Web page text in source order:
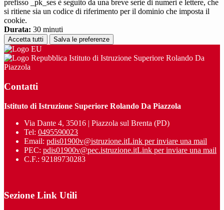
prefisso _pk_ses è seguito da una breve serie di numeri e lettere, che
si ritiene sia un codice di riferimento per il dominio che imposta il
cookie.
Durata: 30 minuti
Accetta tutti Salva le preferenze
Istituto di Istruzione Superiore Rolando Da
Piazzola
Contatti
Istituto di Istruzione Superiore Rolando Da Piazzola
Via Dante 4, 35016 | Piazzola sul Brenta (PD)
Tel: 0495590023
Email: pdis01900v@istruzione.itLink per inviare una mail
PEC: pdis01900v@pec.istruzione.itLink per inviare una mail
C.F.: 92189730283
Sezione Link Utili